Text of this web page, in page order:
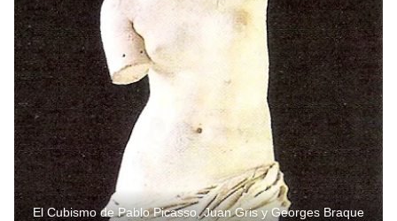
El Cubismo de Pablo Picasso, Juan Gris y Georges Braque